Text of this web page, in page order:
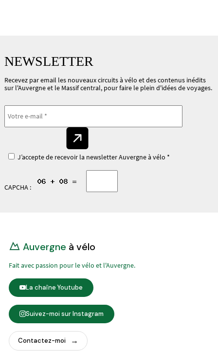
NEWSLETTER
Recevez par email les nouveaux circuits à vélo et des contenus inédits
sur l'Auvergne et le Massif central, pour faire le plein d'idées de voyages.
J’accepte de recevoir la newsletter Auvergne à vélo *
CAPCHA :
Auvergne à vélo
Fait avec passion pour le vélo et l'Auvergne.
La chaîne Youtube
Suivez-moi sur Instagram
Contactez-moi